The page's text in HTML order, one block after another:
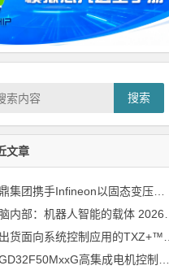
搜索
文章
大联大诠鼎集团携手Infineon以固态变压器重构配电效率新标杆
内部：机器人智能的载体 2026年8月6日